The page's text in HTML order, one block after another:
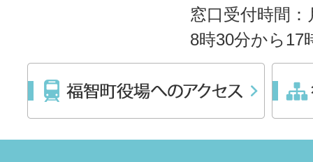
窓口受付時間
8時30分から17